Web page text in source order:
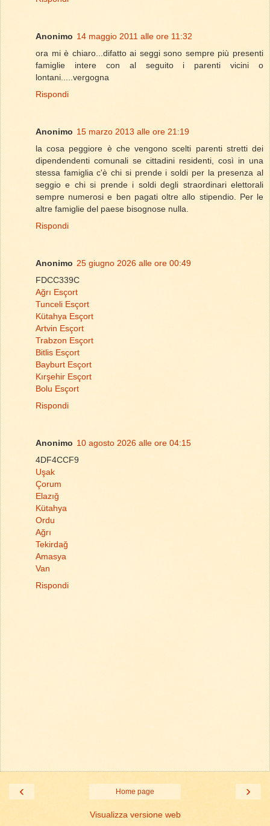
Anonimo 14 maggio 2011 alle ore 11:32
ora mi è chiaro...difatto ai seggi sono sempre più presenti
famiglie intere con al seguito i parenti vicini o
lontani.....vergogna
Rispondi
Anonimo 15 marzo 2013 alle ore 21:19
la cosa peggiore è che vengono scelti parenti stretti dei
dipendendenti comunali se cittadini residenti, così in una
stessa famiglia c'è chi si prende i soldi per la presenza al
seggio e chi si prende i soldi degli straordinari elettorali
sempre numerosi e ben pagati oltre allo stipendio. Per le
altre famiglie del paese bisognose nulla.
Rispondi
Anonimo 25 giugno 2026 alle ore 00:49
FDCC339C
Ağrı Esçort
Tunceli Esçort
Kütahya Esçort
Artvin Esçort
Trabzon Esçort
Bitlis Esçort
Bayburt Esçort
Kırşehir Esçort
Bolu Esçort
Rispondi
Anonimo 10 agosto 2026 alle ore 04:15
4DF4CCF9
Uşak
Çorum
Elazığ
Kütahya
Ordu
Ağrı
Tekirdağ
Amasya
Van
Rispondi
‹ ›
Home page
Visualizza versione web